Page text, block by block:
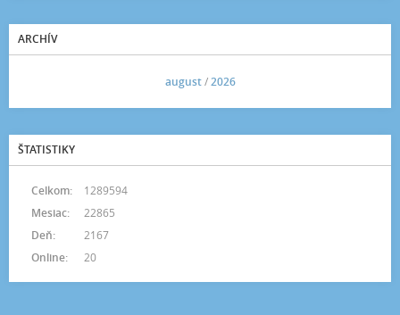
ARCHÍV
august/2026
ŠTATISTIKY
Online: 20
Celkom:
1289594
Mesiac:
22865
Deň:
2167